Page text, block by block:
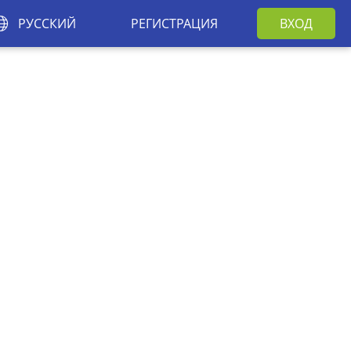
РУССКИЙ РЕГИСТРАЦИЯ ВХОД